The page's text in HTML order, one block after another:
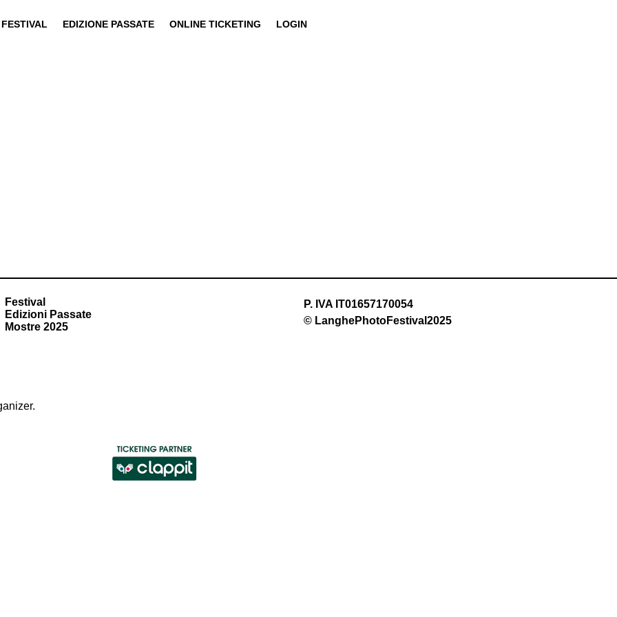
FESTIVAL EDIZIONE PASSATE ONLINE TICKETING LOGIN
Festival
Edizioni Passate
Mostre 2025
P. IVA IT01657170054
© LanghePhotoFestival2025
.